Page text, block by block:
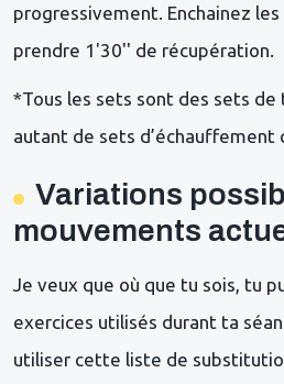
progressivement. Enchainez
prendre 1'30'' de récupération.
*Tous les sets sont des sets
autant de sets d’échauffement
Variations
mouvements
Je veux que où que tu sois, tu
exercices utilisés durant ta
utiliser cette liste de